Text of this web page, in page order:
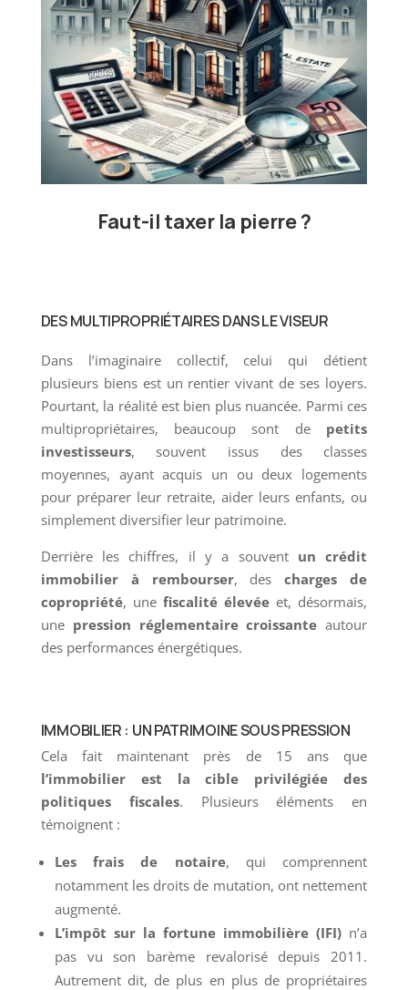
Faut-il taxer la pierre ?
DES MULTIPROPRIÉTAIRES DANS LE VISEUR
Dans l’imaginaire collectif, celui qui détient
plusieurs biens est un rentier vivant de ses loyers.
Pourtant, la réalité est bien plus nuancée. Parmi ces
multipropriétaires, beaucoup sont de petits
investisseurs, souvent issus des classes
moyennes, ayant acquis un ou deux logements
pour préparer leur retraite, aider leurs enfants, ou
simplement diversifier leur patrimoine.
Derrière les chiffres, il y a souvent un crédit
immobilier à rembourser, descharges de
copropriété, une fiscalité élevée et, désormais,
une pression réglementaire croissante autour
des performances énergétiques.
IMMOBILIER : UN PATRIMOINE SOUS PRESSION
Cela fait maintenant près de 15 ans que
l’immobilier est la cible privilégiée des
politiques fiscales. Plusieurs éléments en
témoignent :
Les frais de notaire, qui comprennent
notamment les droits de mutation, ont nettement
augmenté.
L’impôt sur la fortune immobilière (IFI) n’a
pas vu son barème revalorisé depuis 2011.
Autrement dit, de plus en plus de propriétaires